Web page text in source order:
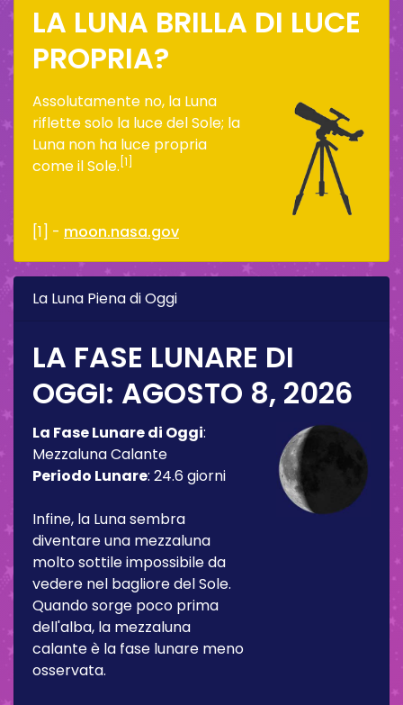
LA LUNA BRILLA DI LUCE
PROPRIA?
Assolutamente no, la Luna
riflette solo la luce del Sole; la
Luna non ha luce propria
come il Sole. [1]
[1] - moon.nasa.gov
La Luna Piena di Oggi
LA FASE LUNARE DI
OGGI: AGOSTO 8, 2026
La Fase Lunare di Oggi:
Mezzaluna Calante
Periodo Lunare: 24.6 giorni
Infine, la Luna sembra
diventare una mezzaluna
molto sottile impossibile da
vedere nel bagliore del Sole.
Quando sorge poco prima
dell'alba, la mezzaluna
calante è la fase lunare meno
osservata.